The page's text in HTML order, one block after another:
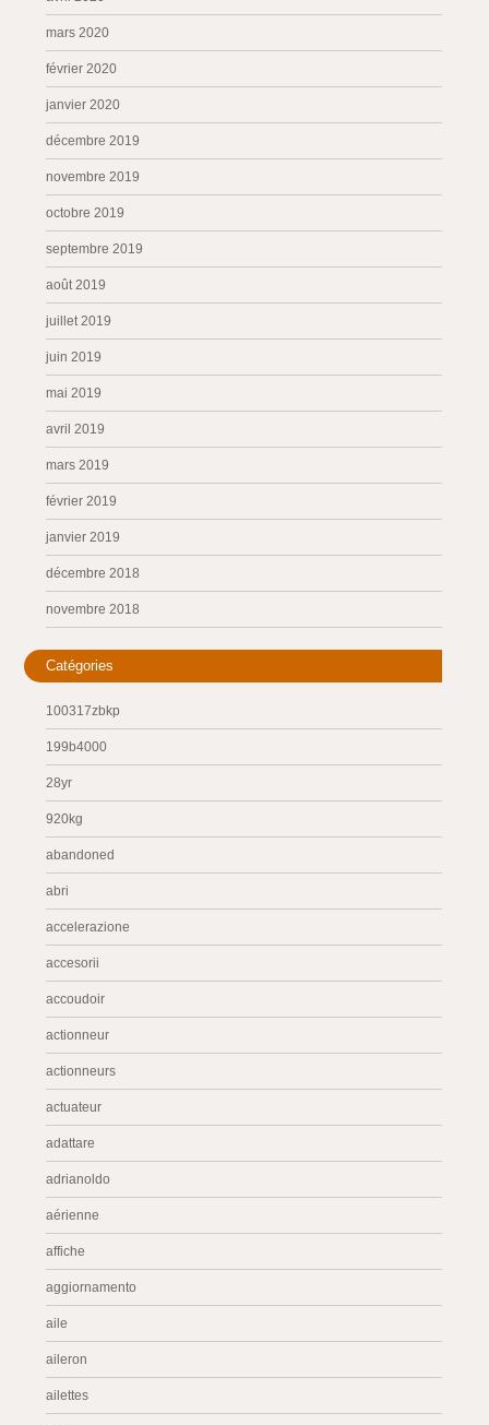
mars 2020
février 2020
janvier 2020
décembre 2019
novembre 2019
octobre 2019
septembre 2019
août 2019
juillet 2019
juin 2019
mai 2019
avril 2019
mars 2019
février 2019
janvier 2019
décembre 2018
novembre 2018
Catégories
100317zbkp
199b4000
28yr
920kg
abandoned
abri
accelerazione
accesorii
accoudoir
actionneur
actionneurs
actuateur
adattare
adrianoldo
aérienne
affiche
aggiornamento
aile
aileron
ailettes